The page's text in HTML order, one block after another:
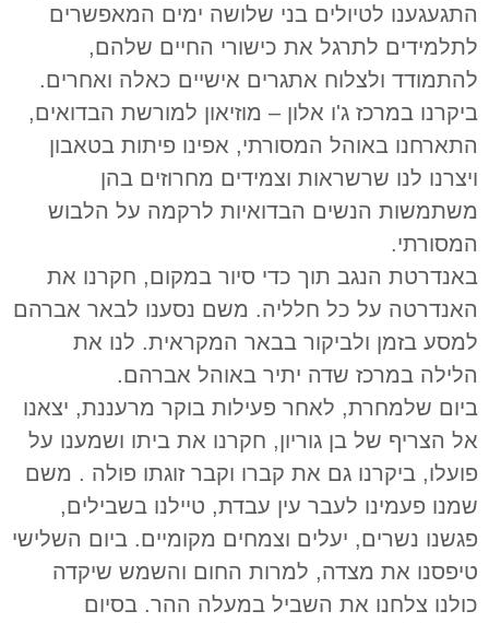
התגעגענו לטיולים בני שלושה ימים המאפשרים
לתלמידים לתרגל את כישורי החיים שלהם,
להתמודד ולצלוח אתגרים אישיים כאלה ואחרים.
ביקרנו במרכז ג'ו אלון – מוזיאון למורשת הבדואים,
התארחנו באוהל המסורתי, אפינו פיתות בטאבון
ויצרנו לנו שרשראות וצמידים מחרוזים בהן
משתמשות הנשים הבדואיות לרקמה על הלבוש
המסורתי.
באנדרטת הנגב תוך כדי סיור במקום, חקרנו את
האנדרטה על כל חלליה. משם נסענו לבאר אברהם
למסע בזמן ולביקור בבאר המקראית. לנו את
הלילה במרכז שדה יתיר באוהל אברהם.
ביום שלמחרת, לאחר פעילות בוקר מרעננת, יצאנו
אל הצריף של בן גוריון, חקרנו את ביתו ושמענו על
פועלו, ביקרנו גם את קברו וקבר זוגתו פולה . משם
שמנו פעמינו לעבר עין עבדת, טיילנו בשבילים,
פגשנו נשרים, יעלים וצמחים מקומיים. ביום השלישי
טיפסנו את מצדה, למרות החום והשמש שיקדה
כולנו צלחנו את השביל במעלה ההר. בסיום